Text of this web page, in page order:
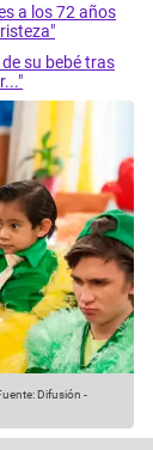
a los 72 años
su bebé tras
Difusión -